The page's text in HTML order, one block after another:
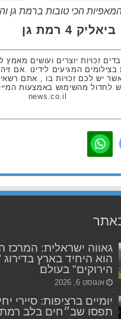
הכי טובות ברמת גן
4 רמת גן
זכויות יוצרים ועושים
בצילומים המגיעים לידינו .אם
יש לכם זכויות בו , אתם
לחדול מהשימוש באמצעות
news.co.il
גאווה ישראלית: המרכז
הוא היחיד בארץ
הירוקים" בעולם
אוגוסט 6, 2026
יומיים ברציפות: סיירי
תפסו שב״חים בלב רמת